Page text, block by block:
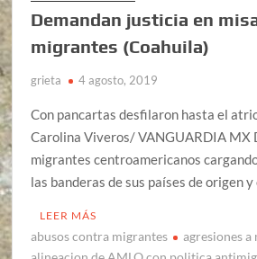
Demandan justicia en
migrantes (Coahuila)
grieta 4 agosto, 2019
Con pancartas desfilaron hasta el
Carolina Viveros/ VANGUARDIA MX
migrantes centroamericanos
las banderas de sus países de origen
LEER MÁS
abusos contra migrantes
agresiones a